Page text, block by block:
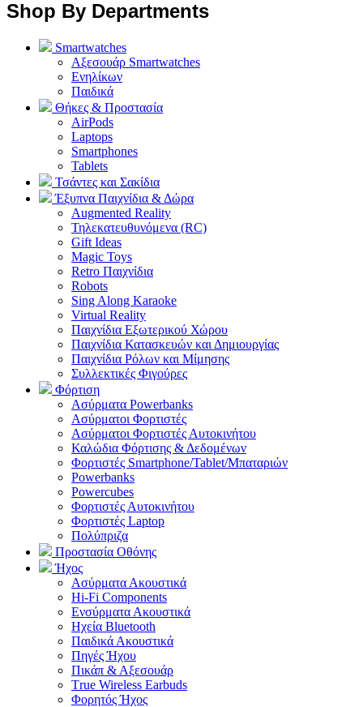
Shop By Departments
Smartwatches
Αξεσουάρ Smartwatches
Ενηλίκων
Παιδικά
Θήκες & Προστασία
AirPods
Laptops
Smartphones
Tablets
Τσάντες και Σακίδια
Έξυπνα Παιχνίδια & Δώρα
Augmented Reality
Τηλεκατευθυνόμενα (RC)
Gift Ideas
Magic Toys
Retro Παιχνίδια
Robots
Sing Along Karaoke
Virtual Reality
Παιχνίδια Εξωτερικού Χώρου
Παιχνίδια Κατασκευών και Δημιουργίας
Παιχνίδια Ρόλων και Μίμησης
Συλλεκτικές Φιγούρες
Φόρτιση
Ασύρματα Powerbanks
Aσύρματοι Φορτιστές
Ασύρματοι Φορτιστές Αυτοκινήτου
Καλώδια Φόρτισης & Δεδομένων
Φορτιστές Smartphone/Tablet/Μπαταριών
Powerbanks
Powercubes
Φορτιστές Αυτοκινήτου
Φορτιστές Laptop
Πολύπριζα
Προστασία Οθόνης
Ήχος
Ασύρματα Ακουστικά
Hi-Fi Components
Ενσύρματα Ακουστικά
Ηχεία Bluetooth
Παιδικά Ακουστικά
Πηγές Ήχου
Πικάπ & Αξεσουάρ
Τrue Wireless Earbuds
Φορητός Ήχος